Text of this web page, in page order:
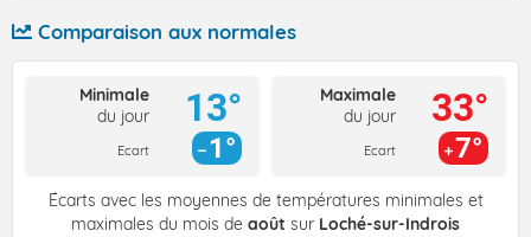
Comparaison aux normales
Minimale
du jour
Ecart
13°
1°
Maximale
du jour
Ecart
33°
7°
Écarts avec les moyennes de températures minimales et
maximales du mois de août sur Loché-sur-Indrois